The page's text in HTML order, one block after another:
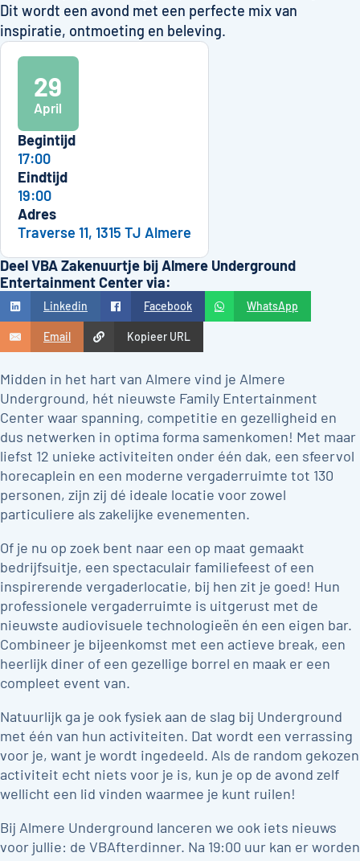
Dit wordt een avond met een perfecte mix van
inspiratie, ontmoeting en beleving.
29
April
Begintijd
17:00
Eindtijd
19:00
Adres
Traverse 11, 1315 TJ Almere
Deel VBA Zakenuurtje bij Almere Underground
Entertainment Center via:
Linkedin Facebook WhatsApp
Email Kopieer URL
Midden in het hart van Almere vind je Almere
Underground, hét nieuwste Family Entertainment
Center waar spanning, competitie en gezelligheid en
dus netwerken in optima forma samenkomen! Met maar
liefst 12 unieke activiteiten onder één dak, een sfeervol
horecaplein en een moderne vergaderruimte tot 130
personen, zijn zij dé ideale locatie voor zowel
particuliere als zakelijke evenementen.
Of je nu op zoek bent naar een op maat gemaakt
bedrijfsuitje, een spectaculair familiefeest of een
inspirerende vergaderlocatie, bij hen zit je goed! Hun
professionele vergaderruimte is uitgerust met de
nieuwste audiovisuele technologieën én een eigen bar.
Combineer je bijeenkomst met een actieve break, een
heerlijk diner of een gezellige borrel en maak er een
compleet event van.
Natuurlijk ga je ook fysiek aan de slag bij Underground
met één van hun activiteiten. Dat wordt een verrassing
voor je, want je wordt ingedeeld. Als de random gekozen
activiteit echt niets voor je is, kun je op de avond zelf
wellicht een lid vinden waarmee je kunt ruilen!
Bij Almere Underground lanceren we ook iets nieuws
voor jullie: de VBAfterdinner. Na 19:00 uur kan er worden